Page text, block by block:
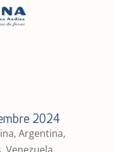
2024
, Argentina,